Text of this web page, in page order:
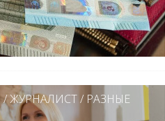
/ЖУРНАЛИСТ/ РАЗНЫЕ